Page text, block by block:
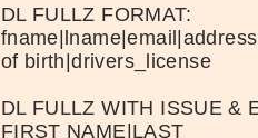
DL FULLZ FORMAT:
of birth|drivers_license
DL FULLZ WITH ISSUE &
FIRST NAME|LAST